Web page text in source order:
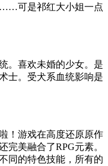
可是祁红大小姐一点
。喜欢未婚的少女。是
士。受犬系血统影响是
！游戏在高度还原原作
完美融合了RPG元素。
同的特色技能，所有的